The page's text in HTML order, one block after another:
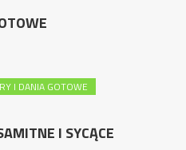
I DANIA GOTOWE
I SYCĄCE